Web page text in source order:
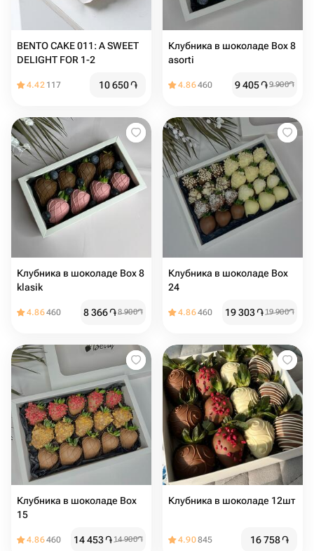
BENTO CAKE 011: A SWEET
DELIGHT FOR 1-2
4.42 117 10 650֏
Клубника в шоколаде Box 8
asorti
4.86460 9 405֏9 900֏
Клубника в шоколаде Box 8
klasik
4.86460 8 366֏8 900֏
Клубника в шоколаде Box
24
4.86460 19 303֏19 900֏
Клубника в шоколаде Box
15
4.86460 14 453֏14 900֏
Клубника в шоколаде 12шт
4.90845 16 758֏